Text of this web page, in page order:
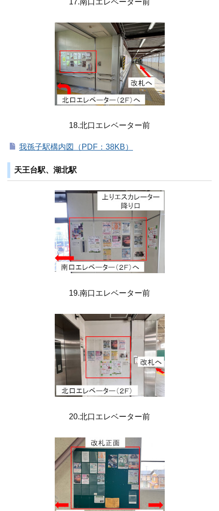
17.南口エレベーター前
18.北口エレベーター前
我孫子駅構内図（PDF：38KB）
天王台駅、湖北駅
19.南口エレベーター前
20.北口エレベーター前